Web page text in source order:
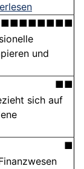
■■■■■■■■
und
■■
sich auf
■